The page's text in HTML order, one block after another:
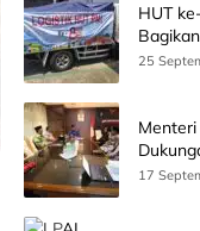
HUT
Beras
25
Rakyat
17